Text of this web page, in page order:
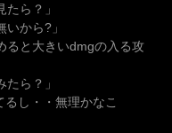
ら？」
から?」
ると大きいdmgの入る攻
ら？」
し・・無理かなこ